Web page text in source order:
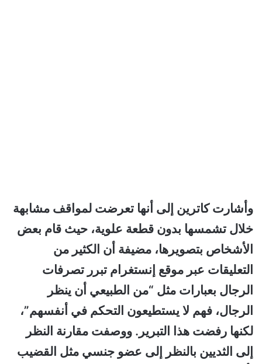
وأشارت كاترين إلى أنها تعرضت لمواقف مشابهة
خلال تشمسها بدون قطعة علوية، حيث قام بعض
الأشخاص بتصويرها، مضيفة أن الكثير من
التعليقات عبر موقع إنستغرام تبرر تصرفات
الرجال بعبارات مثل “من الطبيعي أن ينظر
الرجال، فهم لا يستطيعون التحكم في أنفسهم”،
لكنها رفضت هذا التبرير. ووصفت مقارنة النظر
إلى الثديين بالنظر إلى عضو جنسي مثل القضيب